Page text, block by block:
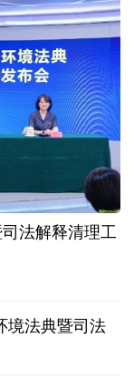
较景气区间
成果将发布
何用在刀刃上
络消费陷阱
日票房破亿
义侵略罪行
法解释清理工
境法典暨司法